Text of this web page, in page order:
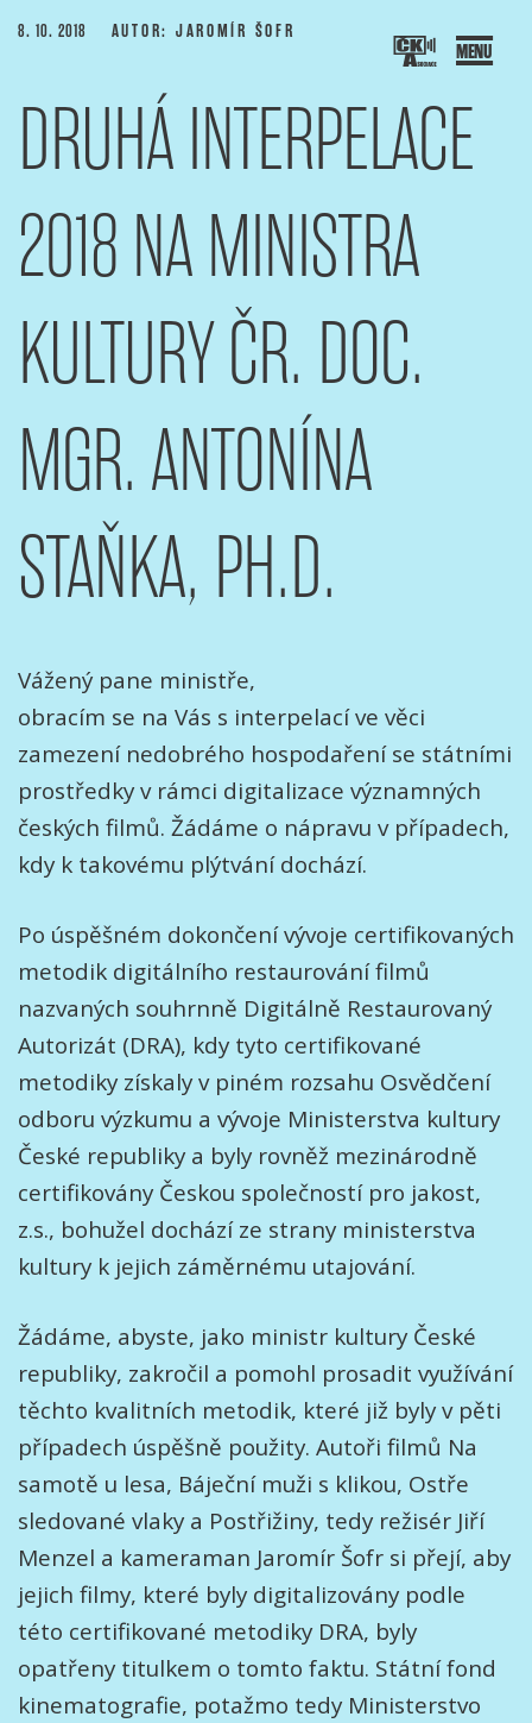
Přejít
webu
ČESKÝCH KAMERAMANŮ
portál Asociace českých kameramanů
PUBLIKOVÁNO
8. 10. 2018 AUTOR: JAROMÍR ŠOFR
DRUHÁ INTERPELACE
2018 NA MINISTRA
KULTURY ČR. DOC.
MGR. ANTONÍNA
STAŇKA, PH.D.
Vážený pane ministře,
obracím se na Vás s interpelací ve věci
zamezení nedobrého hospodaření se státními
prostředky v rámci digitalizace významných
českých filmů. Žádáme o nápravu v případech,
kdy k takovému plýtvání dochází.
Po úspěšném dokončení vývoje certifikovaných
metodik digitálního restaurování filmů
nazvaných souhrnně Digitálně Restaurovaný
Autorizát (DRA), kdy tyto certifikované
metodiky získaly v piném rozsahu Osvědčení
odboru výzkumu a vývoje Ministerstva kultury
České republiky a byly rovněž mezinárodně
certifikovány Českou společností pro jakost,
z.s., bohužel dochází ze strany ministerstva
kultury k jejich záměrnému utajování.
Žádáme, abyste, jako ministr kultury České
republiky, zakročil a pomohl prosadit využívání
těchto kvalitních metodik, které již byly v pěti
případech úspěšně použity. Autoři filmů Na
samotě u lesa, Báječní muži s klikou, Ostře
sledované vlaky a Postřižiny, tedy režisér Jiří
Menzel a kameraman Jaromír Šofr si přejí, aby
jejich filmy, které byly digitalizovány podle
této certifikované metodiky DRA, byly
opatřeny titulkem o tomto faktu. Státní fond
kinematografie, potažmo tedy Ministerstvo